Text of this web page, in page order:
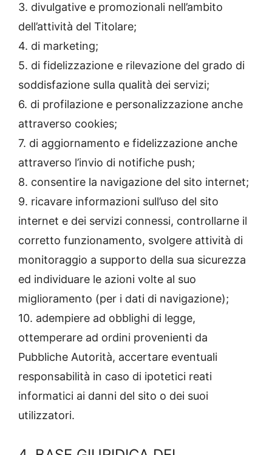
3. divulgative e promozionali nell’ambito
dell’attività del Titolare;
4. di marketing;
5. di fidelizzazione e rilevazione del grado di
soddisfazione sulla qualità dei servizi;
6. di profilazione e personalizzazione anche
attraverso cookies;
7. di aggiornamento e fidelizzazione anche
attraverso l’invio di notifiche push;
8. consentire la navigazione del sito internet;
9. ricavare informazioni sull’uso del sito
internet e dei servizi connessi, controllarne il
corretto funzionamento, svolgere attività di
monitoraggio a supporto della sua sicurezza
ed individuare le azioni volte al suo
miglioramento (per i dati di navigazione);
10. adempiere ad obblighi di legge,
ottemperare ad ordini provenienti da
Pubbliche Autorità, accertare eventuali
responsabilità in caso di ipotetici reati
informatici ai danni del sito o dei suoi
utilizzatori.